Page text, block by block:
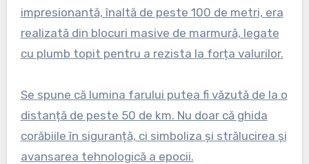
impresionantă, înaltă de peste 100 de metri, era
realizată din blocuri masive de marmură, legate
cu plumb topit pentru a rezista la forța valurilor.
Se spune că lumina farului putea fi văzută de la o
distanță de peste 50 de km. Nu doar că ghida
corăbiile în siguranță, ci simboliza și strălucirea și
avansarea tehnologică a epocii.